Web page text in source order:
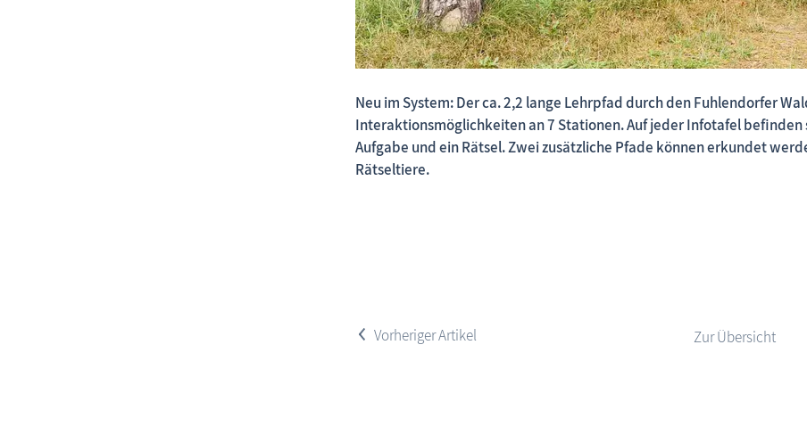
Fischland-Darß-Zingst.net: neu eingestellte Unterkünfte,
Neu im System: Der ca. 2,2 lange Lehrpfad durch den Fuhlendorfer
Interaktionsmöglichkeiten an 7 Stationen. Auf jeder Infotafel befinden
Aufgabe und ein Rätsel. Zwei zusätzliche Pfade können erkundet
Rätseltiere.
< Zur Übersicht